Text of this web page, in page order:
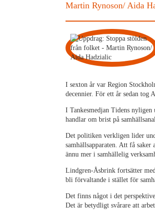
Martin Rynoson/ Aida
I sexton år var Region
decennier. För ett år sedan tog
I Tankesmedjan Tidens
handlar om brist på
Det politiken verkligen lider
samhällsapparaten. Att få
ännu mer i samhällelig
Lindgren-Åsbrink fortsätter
bli förvaltande i stället för
Det finns något i det
Det är betydligt svårare att